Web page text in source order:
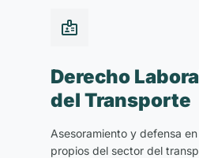

Derecho
del Transporte
Asesoramiento y defensa
propios del sector del